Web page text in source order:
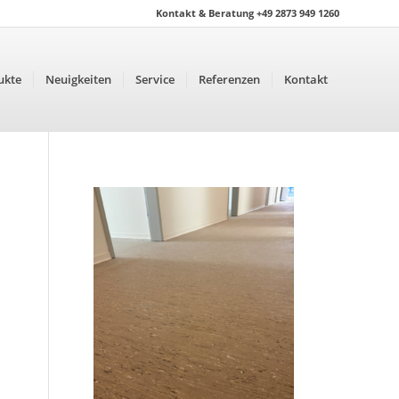
Kontakt & Beratung +49 2873 949 1260
Neuigkeiten Service Referenzen Kontakt